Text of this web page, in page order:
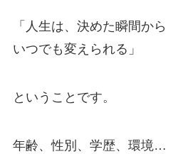
「人生は、決めた瞬間から
いつでも変えられる」
ということです。
年齢、性別、学歴、環境…